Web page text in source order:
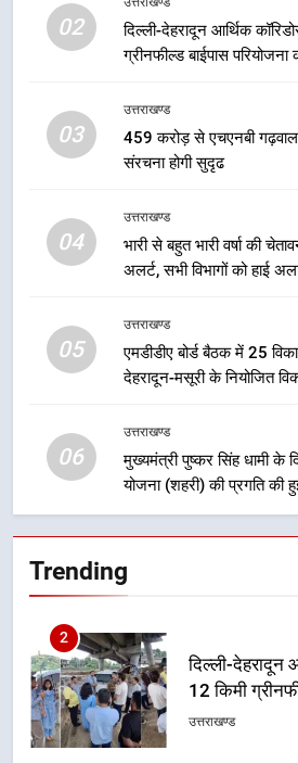
02
दिल्ली-देहरादून आर्थिक
ग्रीनफील्ड बाईपास परियोजना
सुरक्षा मानकों से कोई समझौता
03
उत्तराखण्ड
459 करोड़ से एचएनबी गढ़वाल
संरचना होगी सुदृढ
04
उत्तराखण्ड
भारी से बहुत भारी वर्षा की
अलर्ट, सभी विभागों को हाई
05
उत्तराखण्ड
एमडीडीए बोर्ड बैठक में 25
देहरादून-मसूरी के नियोजित
06
उत्तराखण्ड
मुख्यमंत्री पुष्कर सिंह धामी के
योजना (शहरी) की प्रगति की
Trending
6
की हुई समीक्षा
उत्तराखण्ड
अभियुक्त को दून
गिरफ्तार
8
भारी बारिश का
1
मुख्यमंत्री धामी
देना सरकार की
वाले महीनों में
2
दिल्ली-देहरादून
12 किमी
उत्तराखण्ड